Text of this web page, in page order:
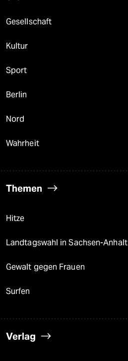
Gesellschaft
Kultur
Sport
Berlin
Nord
Wahrheit
Themen
Hitze
Landtagswahl in Sachsen-Anhalt
Gewalt gegen Frauen
Surfen
Verlag